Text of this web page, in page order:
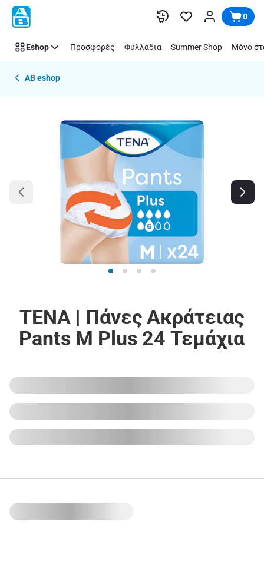
Παράλειψη 0
Eshop Προσφορές Φυλλάδια Summer Shop Μόνο
AB eshop
TENA | Πάνες Ακράτειας
Pants M Plus 24 Τεμάχια